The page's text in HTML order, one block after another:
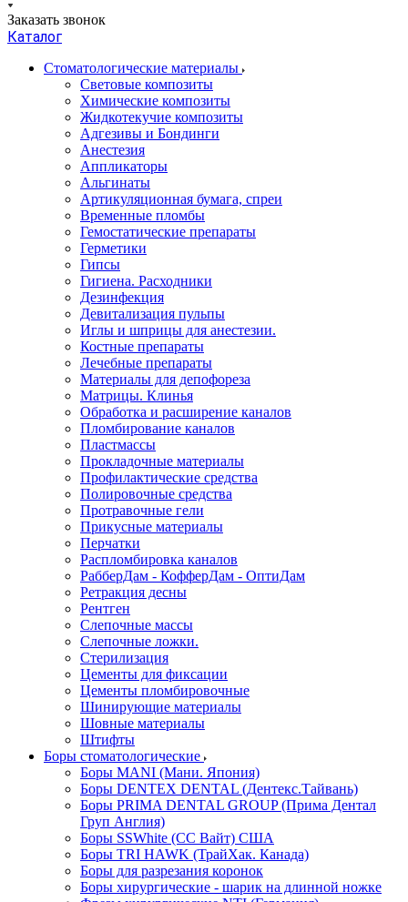
Заказать звонок
Каталог
Стоматологические материалы
Световые композиты
Химические композиты
Жидкотекучие композиты
Адгезивы и Бондинги
Анестезия
Аппликаторы
Альгинаты
Артикуляционная бумага, спреи
Временные пломбы
Гемостатические препараты
Герметики
Гипсы
Гигиена. Расходники
Дезинфекция
Девитализация пульпы
Иглы и шприцы для анестезии.
Костные препараты
Лечебные препараты
Материалы для депофореза
Матрицы. Клинья
Обработка и расширение каналов
Пломбирование каналов
Пластмассы
Прокладочные материалы
Профилактические средства
Полировочные средства
Протравочные гели
Прикусные материалы
Перчатки
Распломбировка каналов
РабберДам - КофферДам - ОптиДам
Ретракция десны
Рентген
Слепочные массы
Слепочные ложки.
Стерилизация
Цементы для фиксации
Цементы пломбировочные
Шинирующие материалы
Шовные материалы
Штифты
Боры стоматологические
Боры MANI (Мани. Япония)
Боры DENTEX DENTAL (Дентекс.Тайвань)
Боры PRIMA DENTAL GROUP (Прима Дентал
Груп Англия)
Боры SSWhite (СС Вайт) США
Боры TRI HAWK (ТрайХак. Канада)
Боры для разрезания коронок
Боры хирургические - шарик на длинной ножке